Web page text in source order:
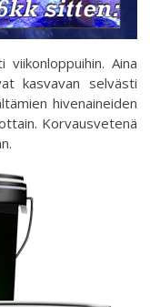
Aina
kasvavan selvästi
hivenaineiden
Korvausvetenä